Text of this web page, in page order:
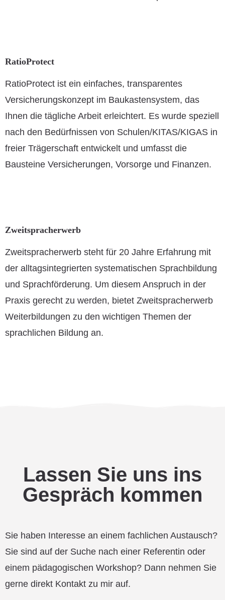
RatioProtect
RatioProtect ist ein einfaches, transparentes
Versicherungskonzept im Baukastensystem, das
Ihnen die tägliche Arbeit erleichtert. Es wurde speziell
nach den Bedürfnissen von Schulen/KITAS/KIGAS in
freier Trägerschaft entwickelt und umfasst die
Bausteine Versicherungen, Vorsorge und Finanzen.
Zweitspracherwerb
Zweitspracherwerb steht für 20 Jahre Erfahrung mit
der alltagsintegrierten systematischen Sprachbildung
und Sprachförderung. Um diesem Anspruch in der
Praxis gerecht zu werden, bietet Zweitspracherwerb
Weiterbildungen zu den wichtigen Themen der
sprachlichen Bildung an.
Lassen Sie uns ins
Gespräch kommen
Sie haben Interesse an einem fachlichen Austausch?
Sie sind auf der Suche nach einer Referentin oder
einem pädagogischen Workshop? Dann nehmen Sie
gerne direkt Kontakt zu mir auf.